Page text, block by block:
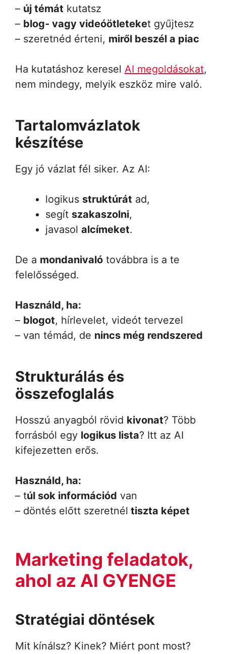
– új témát kutatsz
– blog- vagy videóötleteket gyűjtesz
– szeretnéd érteni, miről beszél a piac
Ha kutatáshoz keresel AI megoldásokat,
nem mindegy, melyik eszköz mire való.
Tartalomvázlatok
készítése
Egy jó vázlat fél siker. Az AI:
logikus struktúrát ad,
segít szakaszolni,
javasol alcímeket.
De a mondanivaló továbbra is a te
felelősséged.
Használd, ha:
– blogot, hírlevelet, videót tervezel
– van témád, de nincs még rendszered
Strukturálás és
összefoglalás
Hosszú anyagból rövid kivonat? Több
forrásból egy logikus lista? Itt az AI
kifejezetten erős.
Használd, ha:
– túl sok információd van
– döntés előtt szeretnél tiszta képet
Marketing feladatok,
ahol az AI GYENGE
Stratégiai döntések
Mit kínálsz? Kinek? Miért pont most?